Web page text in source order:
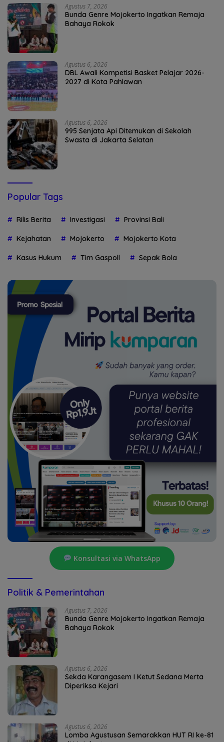
Agustus 7, 2026
Bunda Genre Mojokerto Ingatkan Remaja
Bahaya Rokok
Agustus 6, 2026
DBL Awali Kompetisi Basket Pelajar 2026-
2027 di Kota Pahlawan
Agustus 6, 2026
995 Senjata Api Ditemukan di Sekolah
Swasta di Jakarta Selatan
Popular Tags
Rilis Berita Investigasi Provinsi Bali
Kejahatan Mojokerto Mojokerto Kota
Kasus Hukum Tim Gaspoll Sepak Bola
Konsultasi via WhatsApp
Politik & Pemerintahan
Agustus 7, 2026
Bunda Genre Mojokerto Ingatkan Remaja
Bahaya Rokok
Agustus 6, 2026
Sekda Karangasem I Ketut Sedana Merta
Diperiksa Kejari
Agustus 6, 2026
Lomba Agustusan Semarakkan HUT RI ke-81